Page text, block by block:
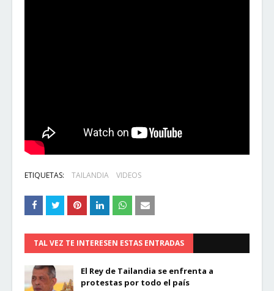
ETIQUETAS: TAILANDIA VIDEOS
TAL VEZ TE INTERESEN ESTAS ENTRADAS
El Rey de Tailandia se enfrenta a
protestas por todo el país